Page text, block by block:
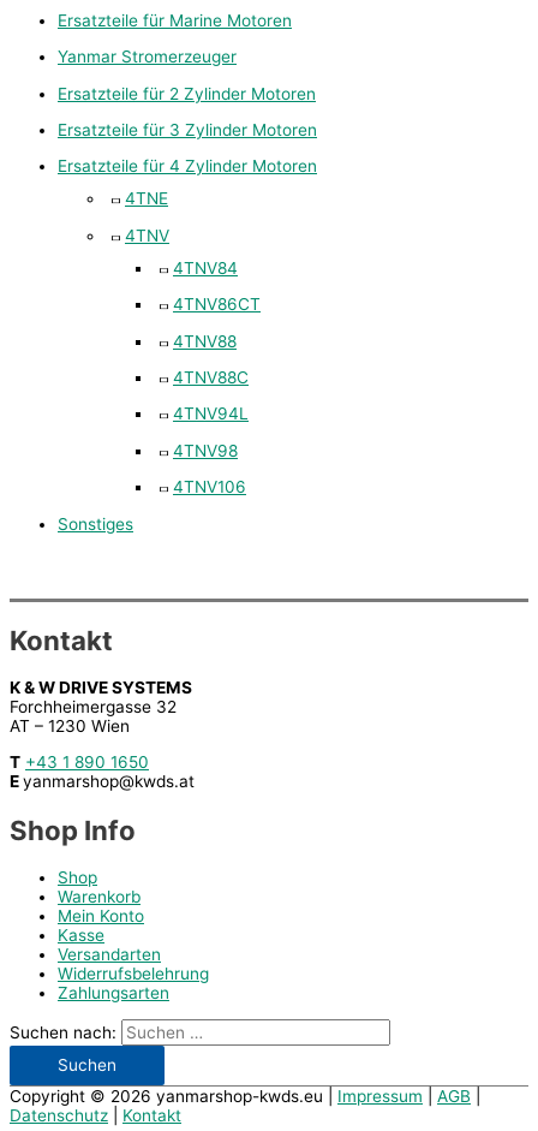
Ersatzteile für Marine Motoren
Yanmar Stromerzeuger
Ersatzteile für 2 Zylinder Motoren
Ersatzteile für 3 Zylinder Motoren
Ersatzteile für 4 Zylinder Motoren
4TNE
4TNV
4TNV84
4TNV86CT
4TNV88
4TNV88C
4TNV94L
4TNV98
4TNV106
Sonstiges
Kontakt
K & W DRIVE SYSTEMS
Forchheimergasse 32
AT – 1230 Wien
T +43 1 890 1650
Eyanmarshop@kwds.at
Shop Info
Shop
Warenkorb
Mein Konto
Kasse
Versandarten
Widerrufsbelehrung
Zahlungsarten
Suchen nach:
Copyright © 2026 yanmarshop-kwds.eu Impressum AGB
Datenschutz
Kontakt